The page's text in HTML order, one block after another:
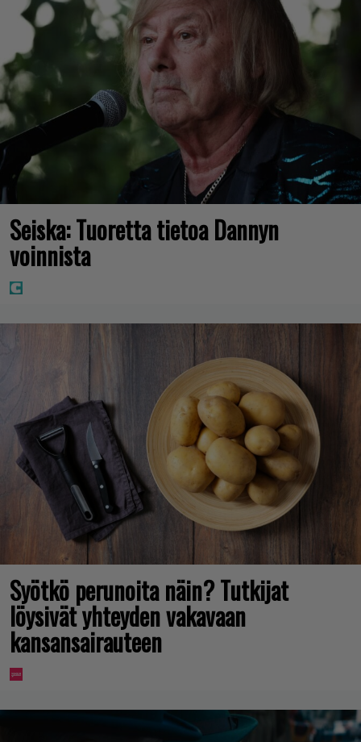
Seiska: Tuoretta tietoa Dannyn
voinnista
Syötkö perunoita näin? Tutkijat
löysivät yhteyden vakavaan
kansansairauteen